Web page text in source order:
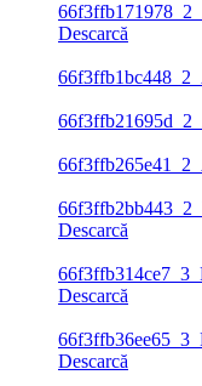
Descarcă
Descarcă
Descarcă
Descarcă